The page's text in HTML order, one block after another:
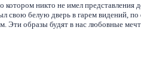
никто не имел представления
свою белую дверь в гарем видений,
Эти образы будят в нас любовные